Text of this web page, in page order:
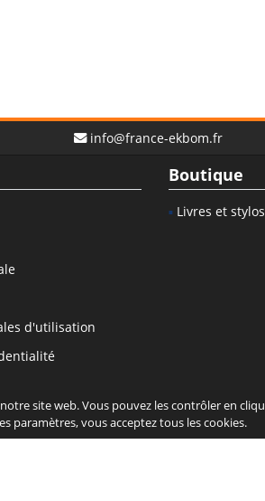
info@france-ekbom.fr
d'utilisation
Boutique
Livres et stylos
site web. Vous pouvez les contrôler en
paramètres, vous acceptez tous les cookies.